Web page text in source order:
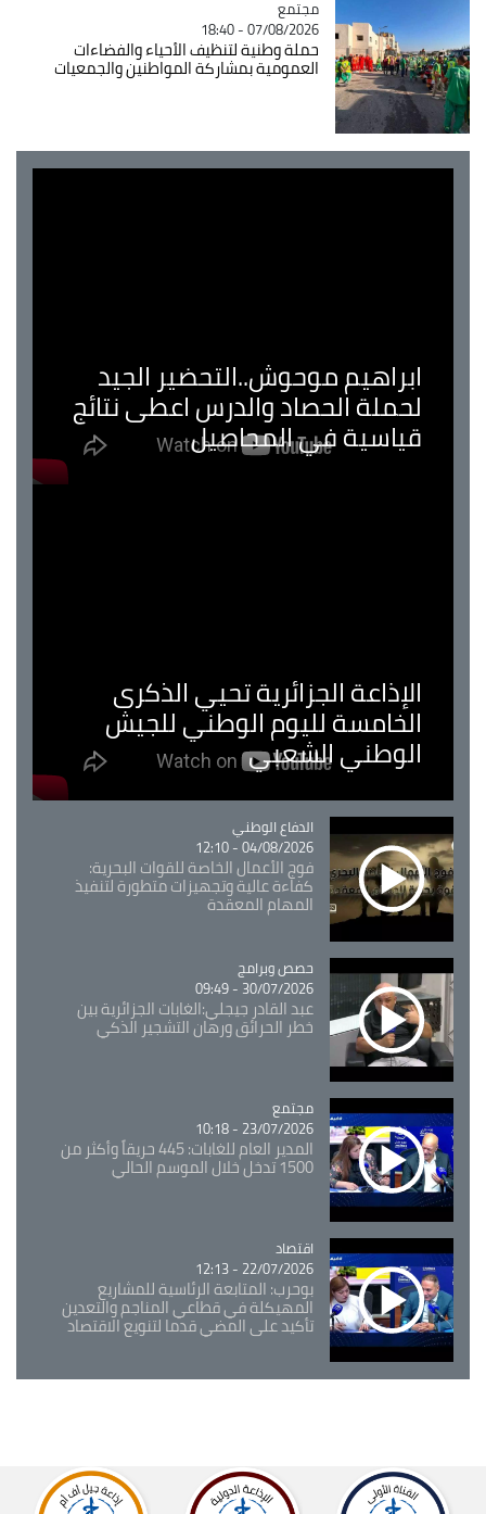
Catégorie
مجتمع
07/08/2026 - 18:40
حملة وطنية لتنظيف الأحياء والفضاءات
العمومية بمشاركة المواطنين والجمعيات
ابراهيم موحوش..التحضير الجيد
لحملة الحصاد والدرس اعطى نتائج
قياسية في المحاصيل
الإذاعة الجزائرية تحيي الذكرى
الخامسة لليوم الوطني للجيش
الوطني الشعبي
Catégorie
الدفاع الوطني
04/08/2026 - 12:10
فوج الأعمال الخاصة للقوات البحرية:
كفاءة عالية وتجهيزات متطورة لتنفيذ
المهام المعقدة
Catégorie
حصص وبرامج
30/07/2026 - 09:49
عبد القادر جيجلي:الغابات الجزائرية بين
خطر الحرائق ورهان التشجير الذكي
Catégorie
مجتمع
23/07/2026 - 10:18
المدير العام للغابات: 445 حريقاً وأكثر من
1500 تدخل خلال الموسم الحالي
Catégorie
اقتصاد
22/07/2026 - 12:13
بوحرب: المتابعة الرئاسية للمشاريع
المهيكلة في قطاعي المناجم والتعدين
تأكيد على المضي قدما لتنويع الاقتصاد